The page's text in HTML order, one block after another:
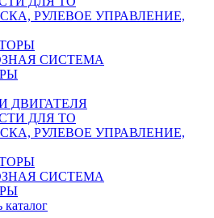
РУЛЕВОЕ УПРАВЛЕНИЕ,
СИСТЕМА
ДВИГАТЕЛЯ
ДЛЯ ТО
РУЛЕВОЕ УПРАВЛЕНИЕ,
СИСТЕМА
каталог